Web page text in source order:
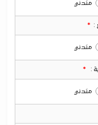
متدني
متدني
متدني